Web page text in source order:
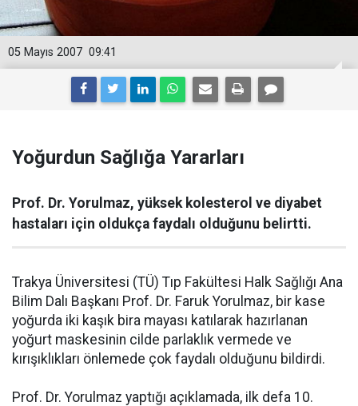
09:41
05 Mayıs 2007
Yoğurdun Sağlığa Yararları
Prof. Dr. Yorulmaz, yüksek kolesterol ve diyabet
hastaları için oldukça faydalı olduğunu belirtti.
Trakya Üniversitesi (TÜ) Tıp Fakültesi Halk Sağlığı Ana
Bilim Dalı Başkanı Prof. Dr. Faruk Yorulmaz, bir kase
yoğurda iki kaşık bira mayası katılarak hazırlanan
yoğurt maskesinin cilde parlaklık vermede ve
kırışıklıkları önlemede çok faydalı olduğunu bildirdi.
Prof. Dr. Yorulmaz yaptığı açıklamada, ilk defa 10.